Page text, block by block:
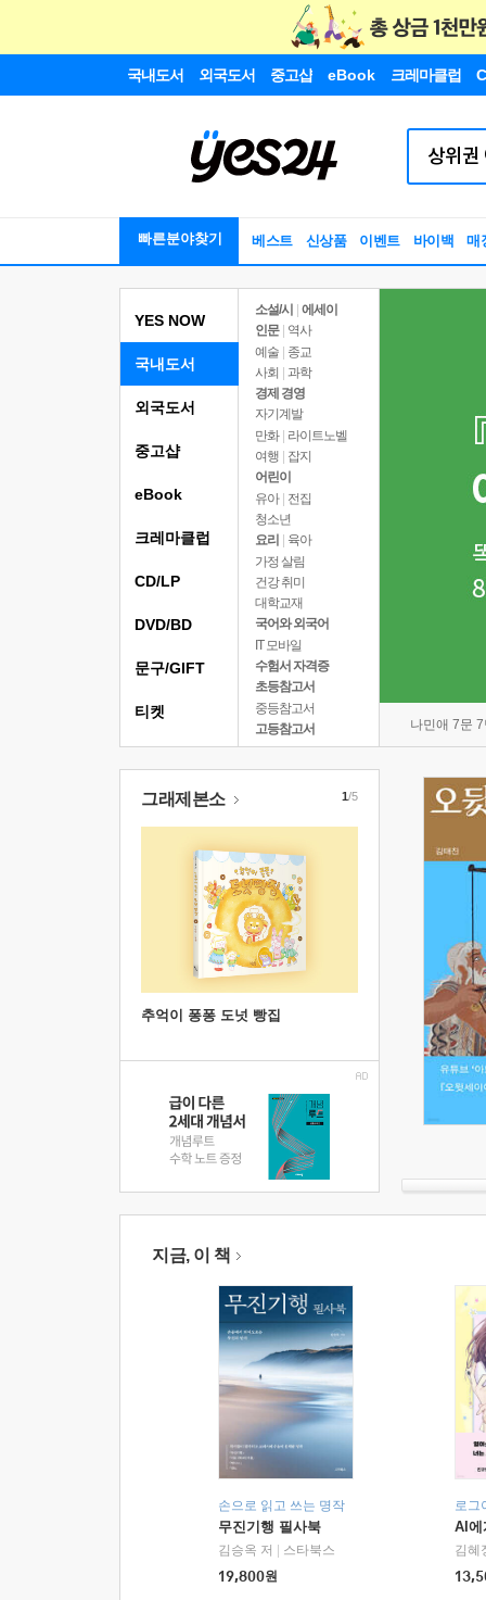
국내도서 외국도서 중고샵 eBook 크레마클럽
빠른분야찾기 베스트 신상품 이벤트 바이백 매
YES NOW
국내도서
소설/시
에세이
인문
역사
예술 | 종교
사회 | 과학
경제 경영
자기계발
만화 | 라이트노벨
여행
잡지
어린이
유아 | 전집
청소년
요리
육아
가정 살림
건강 취미
대학교재
국어와 외국어
IT 모바일
수험서 자격증
초등참고서
중등참고서
고등참고서
나민애 7문
외국도서
중고샵
eBook
크레마클럽
CD/LP
DVD/BD
문구/GIFT
티켓
그래제본소
추억이 퐁퐁 도넛 빵집
1/5
지금, 이 책
손으로 읽고 쓰는 명작
무진기행 필사북
김승옥 저
스타북스
19,800원
로그
AI에
김혜